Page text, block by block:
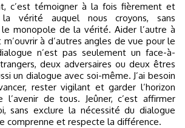
c’est témoigner à la fois fièrement et
vérité auquel nous croyons, sans
monopole de la vérité. Aider l’autre à
à d’autres angles de vue pour le
n’est pas seulement un face-à-
deux adversaires ou deux êtres
un dialogue avec soi-même. J’ai besoin
rester vigilant et garder l’horizon
de tous. Jeûner, c’est affirmer
sans exclure la nécessité du dialogue
comprenne et respecte la différence.